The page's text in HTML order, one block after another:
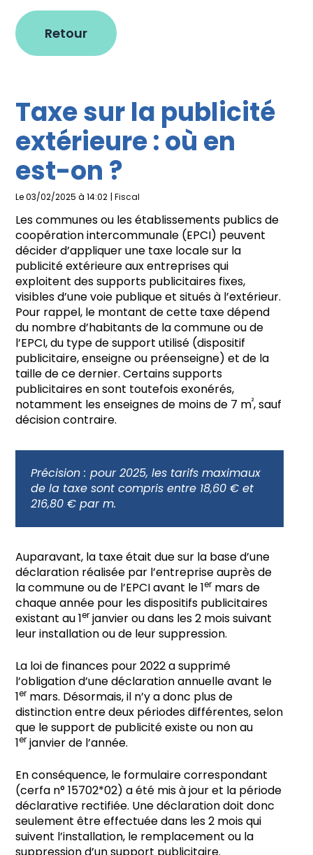
Retour
Taxe sur la publicité
extérieure : où en
est-on ?
Le 03/02/2025 à 14:02 | Fiscal
Les communes ou les établissements publics de
coopération intercommunale (EPCI) peuvent
décider d’appliquer une taxe locale sur la
publicité extérieure aux entreprises qui
exploitent des supports publicitaires fixes,
visibles d’une voie publique et situés à l’extérieur.
Pour rappel, le montant de cette taxe dépend
du nombre d’habitants de la commune ou de
l’EPCI, du type de support utilisé (dispositif
publicitaire, enseigne ou préenseigne) et de la
taille de ce dernier. Certains supports
publicitaires en sont toutefois exonérés,
notamment les enseignes de moins de 7 m², sauf
décision contraire.
Précision : pour 2025, les tarifs maximaux
de la taxe sont compris entre 18,60 € et
216,80 € par m.
Auparavant, la taxe était due sur la base d’une
déclaration réalisée par l’entreprise auprès de
la commune ou de l’EPCI avant le 1er mars de
chaque année pour les dispositifs publicitaires
existant au 1er janvier ou dans les 2 mois suivant
leur installation ou de leur suppression.
La loi de finances pour 2022 a supprimé
l’obligation d’une déclaration annuelle avant le
1er mars. Désormais, il n’y a donc plus de
distinction entre deux périodes différentes, selon
que le support de publicité existe ou non au
1er janvier de l’année.
En conséquence, le formulaire correspondant
(cerfa n° 15702*02) a été mis à jour et la période
déclarative rectifiée. Une déclaration doit donc
seulement être effectuée dans les 2 mois qui
suivent l’installation, le remplacement ou la
suppression d’un support publicitaire.